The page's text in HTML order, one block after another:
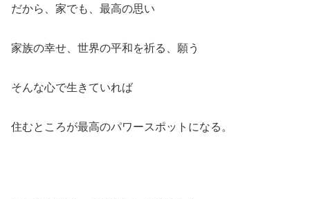
だから、家でも、最高の思い
家族の幸せ、世界の平和を祈る、願う
そんな心で生きていれば
住むところが最高のパワースポットになる。